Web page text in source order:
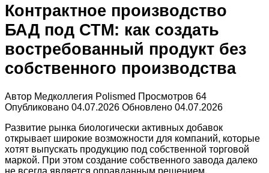
Контрактное производство
БАД под СТМ: как создать
востребованный продукт без
собственного производства
Автор Медколлегия Polismed Просмотров 64
Опубликовано 04.07.2026 Обновлено 04.07.2026
Развитие рынка биологически активных добавок
открывает широкие возможности для компаний, которые
хотят выпускать продукцию под собственной торговой
маркой. При этом создание собственного завода далеко